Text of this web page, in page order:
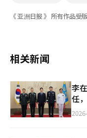
《 亚洲日报 》 所有作品受
相关新闻
李
任